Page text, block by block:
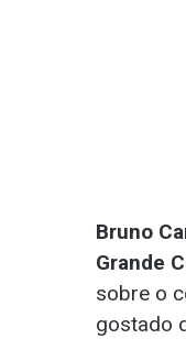
Bruno
Grande
sobre o
gostado